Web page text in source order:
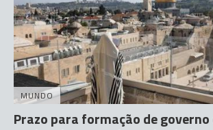
MUNDO
Prazo para formação de